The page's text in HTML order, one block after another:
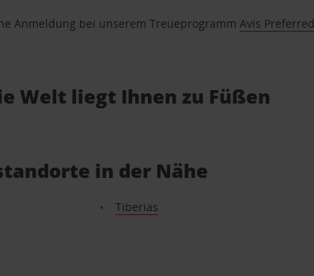
Anmeldung bei unserem TreueprogrammAvis Preferred
Welt liegt Ihnen zu Füßen
in der Nähe
Tiberias